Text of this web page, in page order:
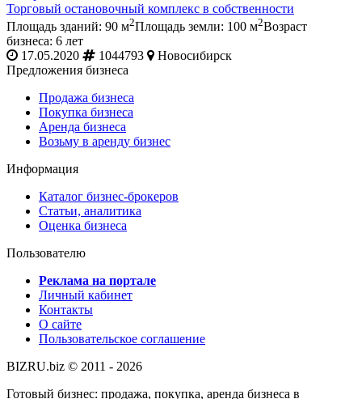
Торговый остановочный комплекс в собственности
Площадь зданий: 90 м2Площадь земли: 100 м2Возраст
бизнеса: 6 лет
17.05.2020
1044793
Новосибирск
Предложения бизнеса
Продажа бизнеса
Покупка бизнеса
Аренда бизнеса
Возьму в аренду бизнес
Информация
Каталог бизнес-брокеров
Статьи, аналитика
Оценка бизнеса
Пользователю
Реклама на портале
Личный кабинет
Контакты
О сайте
Пользовательское соглашение
BIZRU.biz © 2011 - 2026
Готовый бизнес: продажа, покупка, аренда бизнеса в